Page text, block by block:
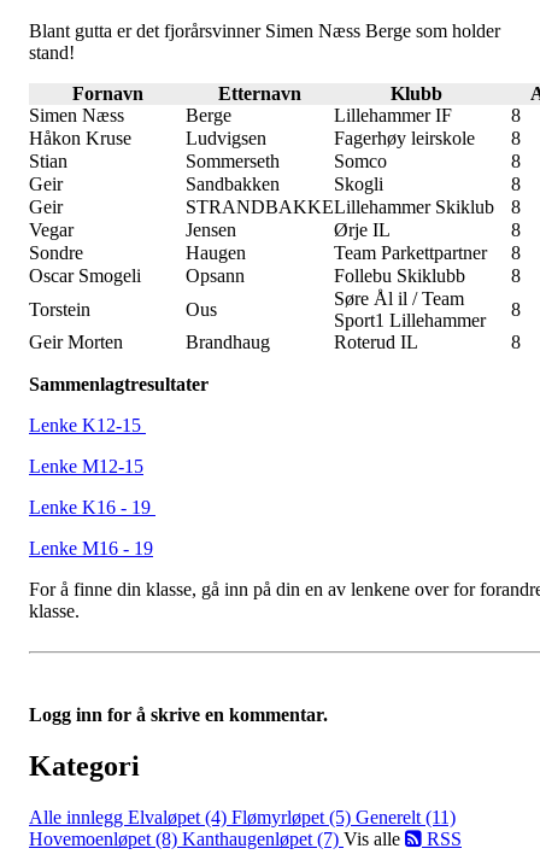
Blant gutta er det fjorårsvinner Simen Næss Berge som holder
stand!
Fornavn
Etternavn Klubb
Simen Næss
Berge Lillehammer IF
8
Håkon Kruse
Ludvigsen Fagerhøy leirskole
8
Stian
Sommerseth Somco
8
Geir
Sandbakken Skogli
8
Geir
STRANDBAKKELillehammer Skiklub
8
Vegar
Jensen Ørje IL
8
Sondre
Haugen Team Parkettpartner
8
Oscar Smogeli
Opsann Follebu Skiklubb
8
Torstein
Ous
Søre Ål il / Team
Sport1 Lillehammer
8
Geir Morten
Brandhaug Roterud IL 8
Sammenlagtresultater
Lenke K12-15
Lenke M12-15
Lenke K16 - 19
Lenke M16 - 19
For å finne din klasse, gå inn på din en av lenkene over for
klasse.
Logg inn for å skrive en kommentar.
Kategori
Alle innlegg Elvaløpet (4) Flømyrløpet (5) Generelt (11)
Hovemoenløpet (8) Kanthaugenløpet (7) Vis alle RSS